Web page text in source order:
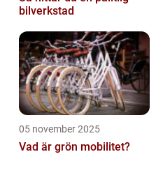
bilverkstad
05 november 2025
Vad är grön mobilitet?